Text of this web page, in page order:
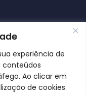
experiência de
conteúdos
Ao clicar em
de cookies.